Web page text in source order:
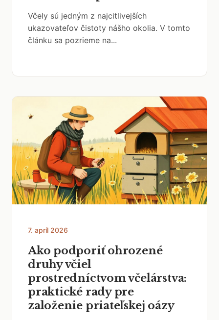
Včely sú jedným z najcitlivejších
ukazovateľov čistoty nášho okolia. V tomto
článku sa pozrieme na...
7. apríl 2026
Ako podporiť ohrozené
druhy včiel
prostredníctvom včelárstva:
praktické rady pre
založenie priateľskej oázy